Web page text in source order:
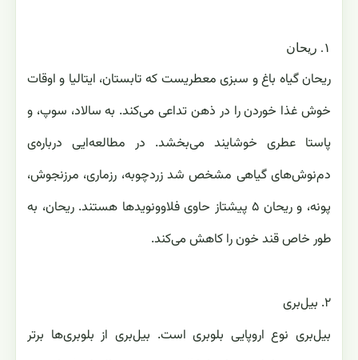
۱. ریحان
ریحان گیاه باغ و سبزی معطریست که تابستان، ایتالیا و اوقات
خوش غذا خوردن را در ذهن تداعی می‌کند. به سالاد، سوپ، و
پاستا عطری خوشایند می‌بخشد. در مطالعه‌ایی درباره‌ی
دم‌نوش‌های گیاهی مشخص شد زردچوبه، رزماری، مرزنجوش،
پونه، و ریحان ۵ پیشتاز حاوی فلاوونوید‌ها هستند. ریحان، به
طور خاص قند خون را کاهش می‌کند.
۲. بیل‌بری
بیل‌بری نوع اروپایی بلوبری است. بیل‌بری از بلوبری‌ها برتر